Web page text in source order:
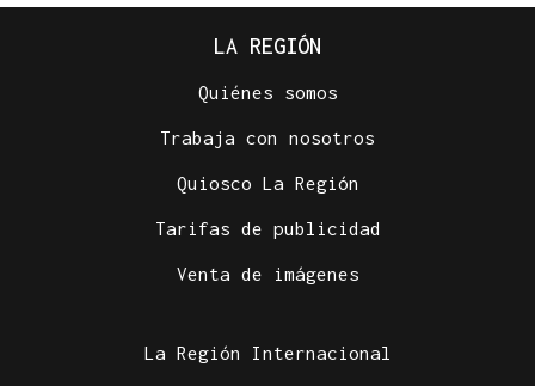
LA REGIÓN
Quiénes somos
Trabaja con nosotros
Quiosco La Región
Tarifas de publicidad
Venta de imágenes
La Región Internacional